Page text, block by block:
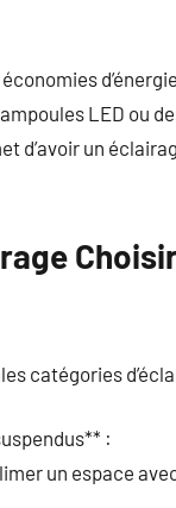
LED ou
d’avoir un
catégories
:
un espace